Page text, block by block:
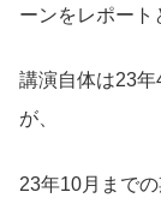
ーンをレポート
講演自体は23
が、
23年10月まで